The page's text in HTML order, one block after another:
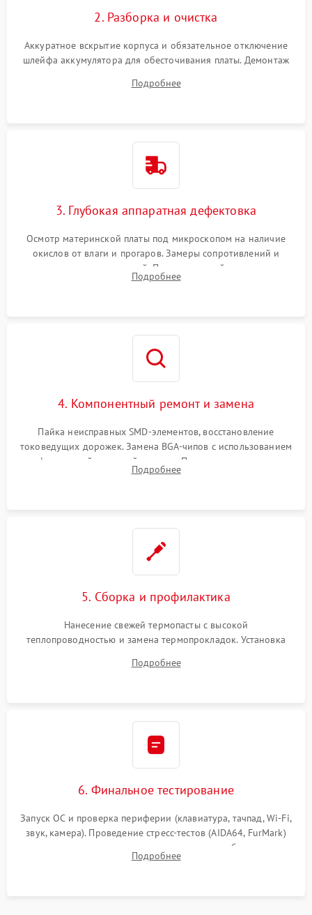
2. Разборка и очистка
Аккуратное вскрытие корпуса и обязательное отключение
шлейфа аккумулятора для обесточивания платы. Демонтаж
высохшей термопасты с кристаллов чипов.
Подробнее
3. Глубокая аппаратная дефектовка
Осмотр материнской платы под микроскопом на наличие
окислов от влаги и прогаров. Замеры сопротивлений и
дежурных напряжений. Проверка цепей питания,
мультиконтроллера, процессора и видеочипа.
Подробнее
4. Компонентный ремонт и замена
Пайка неисправных SMD-элементов, восстановление
токоведущих дорожек. Замена BGA-чипов с использованием
инфракрасной паяльной станции. Прошивка микросхемы
BIOS или замена поврежденных портов USB
Подробнее
5. Сборка и профилактика
Нанесение свежей термопасты с высокой
теплопроводностью и замена термопрокладок. Установка
шлейфов, модулей памяти и накопителей. Предварительная
Подробнее
6. Финальное тестирование
Запуск ОС и проверка периферии (клавиатура, тачпад, Wi-Fi,
звук, камера). Проведение стресс-тестов (AIDA64, FurMark)
для контроля температурного режима и стабильности
системы под пиковой нагрузкой.
Подробнее